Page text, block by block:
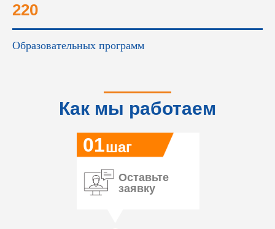
220
Образовательных программ
Как мы работаем
01
Оставьте
заявку
шаг